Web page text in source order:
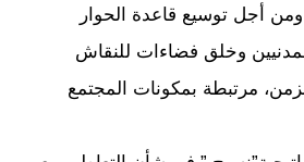
ومن أجل توسيع قاعدة الحوار
وخلق فضاءات للنقاش
مرتبطة بمكونات المجتمع